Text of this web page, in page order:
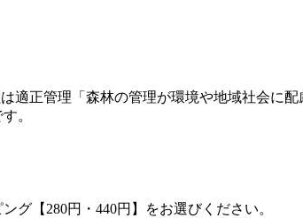
適正管理「森林の管理が環境や地域社会に
。
グ【280円・440円】をお選びください。